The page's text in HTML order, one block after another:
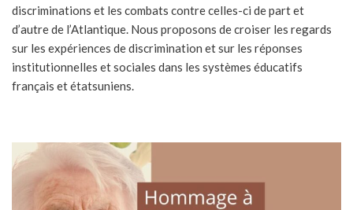
discriminations et les combats contre celles-ci de part et
d’autre de l’Atlantique. Nous proposons de croiser les regards
sur les expériences de discrimination et sur les réponses
institutionnelles et sociales dans les systèmes éducatifs
français et étatsuniens.